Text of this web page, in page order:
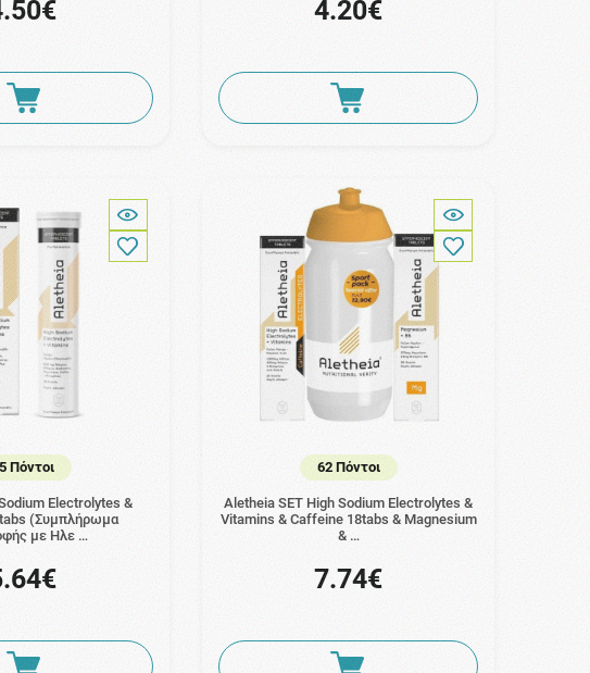
4.20€
Πόντοι
Electrolytes &
(Συμπλήρωμα
με Ηλε …
62 Πόντοι
Aletheia SET High Sodium Electrolytes &
Vitamins & Caffeine 18tabs & Magnesium
& …
7.74€